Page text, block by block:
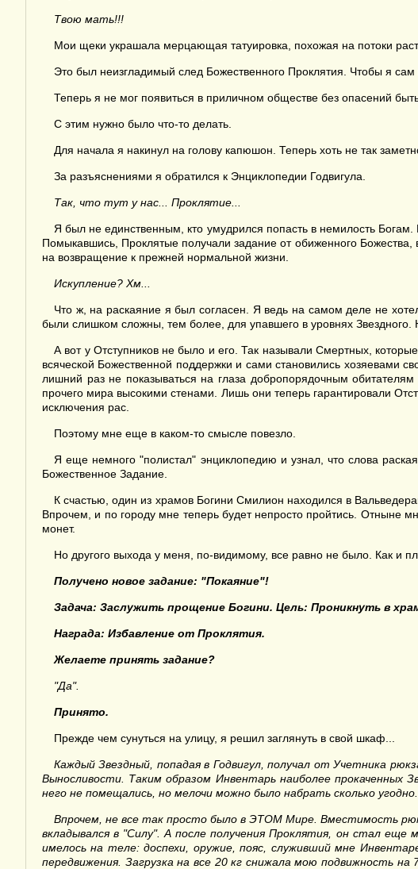
Твою мать!!!
Мои щеки украшала мерцающая татуировка, похожая на потоки
Это был неизгладимый след Божественного Проклятия. Чтобы я
Теперь я не мог появиться в приличном обществе без опасений
С этим нужно было что-то делать.
Для начала я накинул на голову капюшон. Теперь хоть не так
За разъяснениями я обратился к Энциклопедии Годвигула.
Так, что тут у нас... Проклятие...
Я был не единственным, кто умудрился попасть в немилость
Помыкавшись, Проклятые получали задание от обиженного
на возвращение к прежней нормальной жизни.
Искупление? Хм...
Что ж, на раскаяние я был согласен. Я ведь на самом деле не
были слишком сложны, тем более, для упавшего в уровнях
А вот у Отступников не было и его. Так называли Смертных,
всяческой Божественной поддержки и сами становились хозяевами
лишний раз не показываться на глаза добропорядочным обитателям
прочего мира высокими стенами. Лишь они теперь гарантировали
исключения рас.
Поэтому мне еще в каком-то смысле повезло.
Я еще немного "полистал" энциклопедию и узнал, что слова
Божественное Задание.
К счастью, один из храмов Богини Смилион находился в
Впрочем, и по городу мне теперь будет непросто пройтись. Отныне
монет.
Но другого выхода у меня, по-видимому, все равно не было. Как и
Получено новое задание: "Покаяние"!
Задача: Заслужить прощение Богини. Цель: Проникнуть в
Награда: Избавление от Проклятия.
Желаете принять задание?
"Да".
Принято.
Прежде чем сунуться на улицу, я решил заглянуть в свой шкаф...
Каждый Звездный, попадая в Годвигул, получал от Учетника
Выносливости. Таким образом Инвентарь наиболее прокаченных
него не помещались, но мелочи можно было набрать сколько угодно.
Впрочем, не все так просто было в ЭТОМ Мире. Вместимость
вкладывался в "Силу". А после получения Проклятия, он стал еще
имелось на теле: доспехи, оружие, пояс, служивший мне
передвижения. Загрузка на все 20кг снижала мою подвижность на